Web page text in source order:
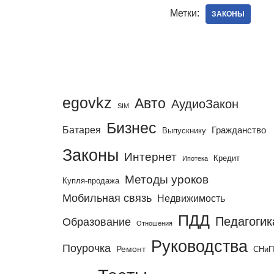
Метки: ЗАКОНЫ
egovkz SIM Авто АудиоЗакон
Батарея Бизнес Выпускнику Гражданство
Законы Интернет Ипотека Кредит
Купля-продажа Методы уроков
Мобильная связь Недвижимость
Образование Отношения ПДД
Поурочка Ремонт Руководства